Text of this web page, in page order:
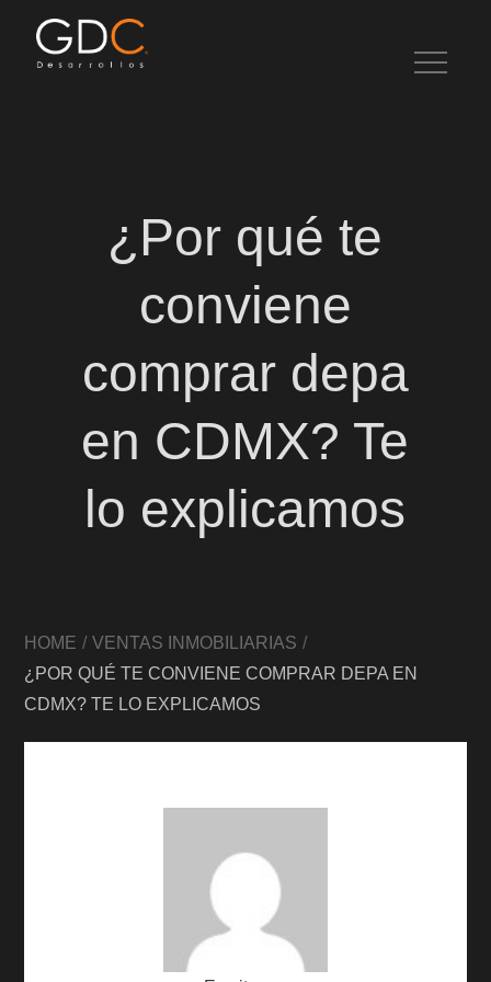
to
¿Por qué te
conviene
comprar depa
en CDMX? Te
lo explicamos
HOME
VENTAS INMOBILIARIAS
¿POR QUÉ TE CONVIENE COMPRAR DEPA EN
CDMX? TE LO EXPLICAMOS